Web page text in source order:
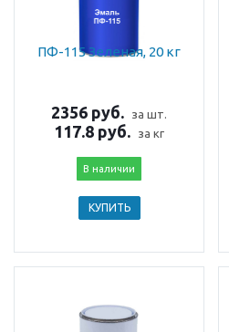
ПФ-115 Зеленая, 20 кг
2356 руб. за шт.
117.8 руб. за кг
В наличии
КУПИТЬ